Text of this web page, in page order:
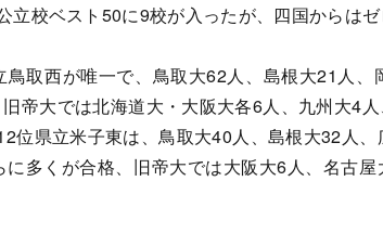
校ベスト50に9校が入ったが、四国からはゼ
取西が唯一で、鳥取大62人、島根大21人、
帝大では北海道大・大阪大各6人、九州大4
位県立米子東は、鳥取大40人、島根大32人
に多くが合格、旧帝大では大阪大6人、名古